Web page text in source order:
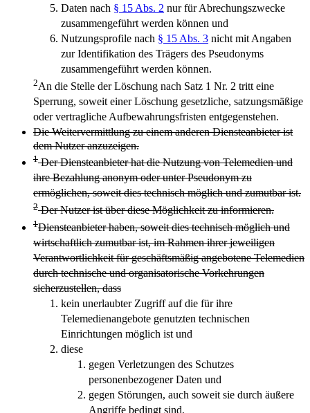
Daten nach § 15 Abs. 2 nur für Abrechungszwecke
zusammengeführt werden können und
Nutzungsprofile nach § 15 Abs. 3 nicht mit Angaben
zur Identifikation des Trägers des Pseudonyms
zusammengeführt werden können.
2An die Stelle der Löschung nach Satz 1 Nr. 2 tritt eine
Sperrung, soweit einer Löschung gesetzliche, satzungsmäßige
oder vertragliche Aufbewahrungsfristen entgegenstehen.
Die Weitervermittlung zu einem anderen Diensteanbieter ist
dem Nutzer anzuzeigen.
1Der Diensteanbieter hat die Nutzung von Telemedien und
ihre Bezahlung anonym oder unter Pseudonym zu
ermöglichen, soweit dies technisch möglich und zumutbar ist.
2Der Nutzer ist über diese Möglichkeit zu informieren.
1Diensteanbieter haben, soweit dies technisch möglich und
wirtschaftlich zumutbar ist, im Rahmen ihrer jeweiligen
Verantwortlichkeit für geschäftsmäßig angebotene Telemedien
durch technische und organisatorische Vorkehrungen
sicherzustellen, dass
kein unerlaubter Zugriff auf die für ihre
Telemedienangebote genutzten technischen
Einrichtungen möglich ist und
diese
gegen Verletzungen des Schutzes
personenbezogener Daten und
gegen Störungen, auch soweit sie durch äußere
Angriffe bedingt sind,